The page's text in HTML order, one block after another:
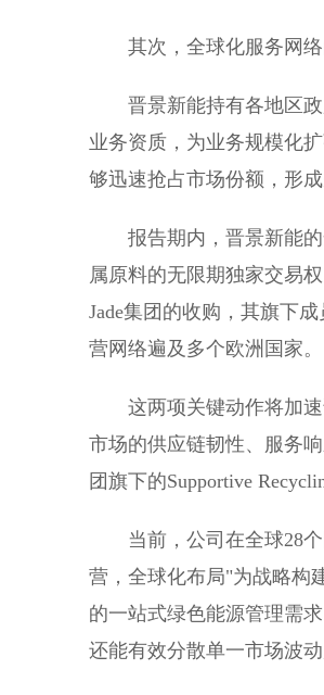
其次，全球化服务网
晋景新能持有各地区
业务资质，为业务规模化
够迅速抢占市场份额，形成
报告期内，晋景新能
属原料的无限期独家交易
Jade集团的收购，其旗下
营网络遍及多个欧洲国家。
这两项关键动作将加
市场的供应链韧性、服务
团旗下的Supportive
当前，公司在全球28
营，全球化布局"为战略构
的一站式绿色能源管理需
还能有效分散单一市场波